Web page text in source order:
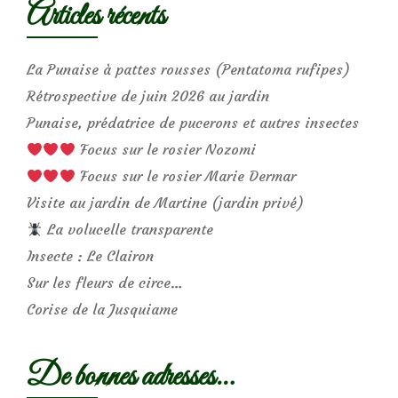
Articles récents
La Punaise à pattes rousses (Pentatoma rufipes)
Rétrospective de juin 2026 au jardin
Punaise, prédatrice de pucerons et autres insectes
Focus sur le rosier Nozomi
Focus sur le rosier Marie Dermar
Visite au jardin de Martine (jardin privé)
La volucelle transparente
Insecte : Le Clairon
Sur les fleurs de circe…
Corise de la Jusquiame
De bonnes adresses…